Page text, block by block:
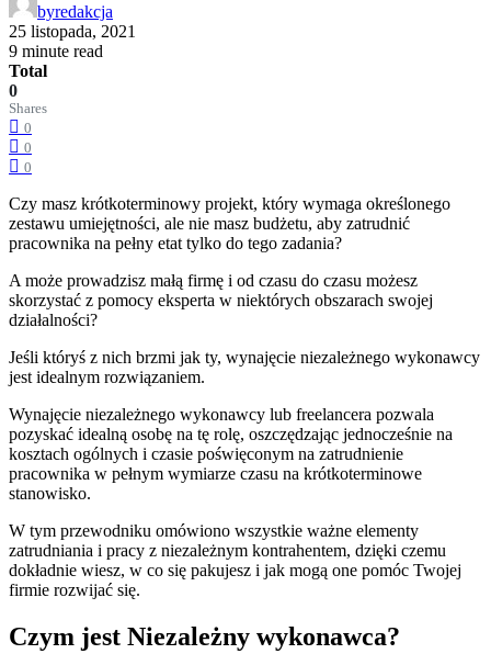
byredakcja
25 listopada, 2021
9 minute read
Total
0
Shares
0
0
0
Czy masz krótkoterminowy projekt, który wymaga określonego
zestawu umiejętności, ale nie masz budżetu, aby zatrudnić
pracownika na pełny etat tylko do tego zadania?
A może prowadzisz małą firmę i od czasu do czasu możesz
skorzystać z pomocy eksperta w niektórych obszarach swojej
działalności?
Jeśli któryś z nich brzmi jak ty, wynajęcie niezależnego wykonawcy
jest idealnym rozwiązaniem.
Wynajęcie niezależnego wykonawcy lub freelancera pozwala
pozyskać idealną osobę na tę rolę, oszczędzając jednocześnie na
kosztach ogólnych i czasie poświęconym na zatrudnienie
pracownika w pełnym wymiarze czasu na krótkoterminowe
stanowisko.
W tym przewodniku omówiono wszystkie ważne elementy
zatrudniania i pracy z niezależnym kontrahentem, dzięki czemu
dokładnie wiesz, w co się pakujesz i jak mogą one pomóc Twojej
firmie rozwijać się.
Czym jest Niezależny wykonawca?